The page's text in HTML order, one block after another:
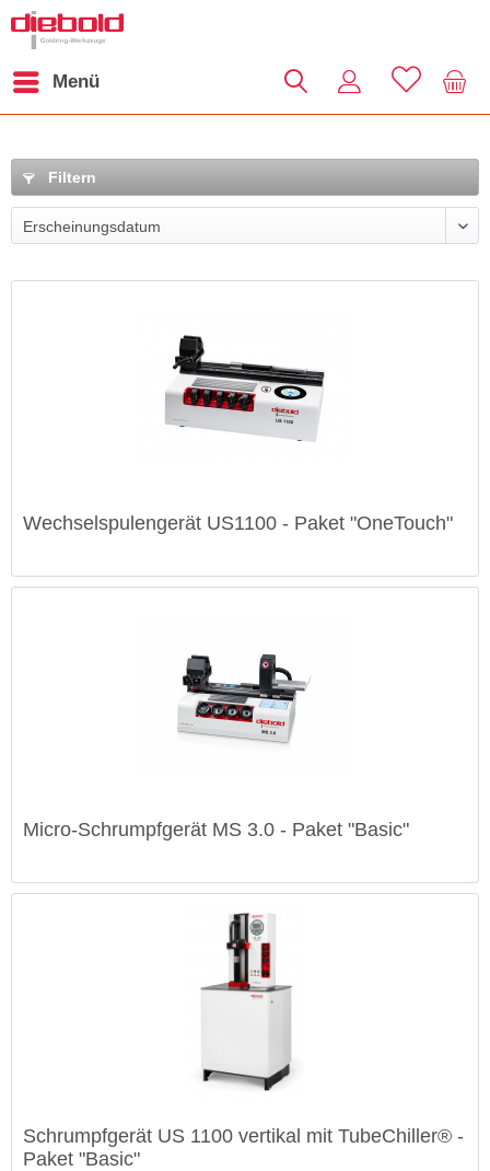
Menü
Filtern
Wechselspulengerät US1100 - Paket "OneTouch"
Micro-Schrumpfgerät MS 3.0 - Paket "Basic"
Schrumpfgerät US 1100 vertikal mit TubeChiller® -
Paket "Basic"